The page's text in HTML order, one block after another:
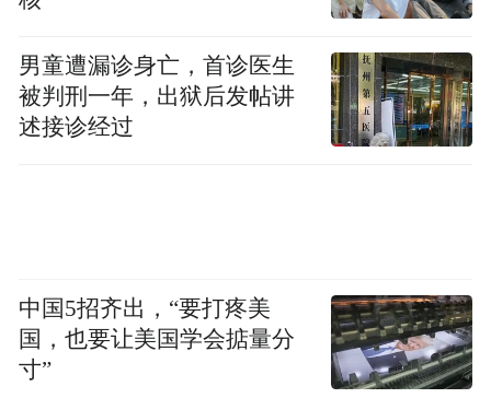
男童遭漏诊身亡，首诊医生
被判刑一年，出狱后发帖讲
述接诊经过
中国5招齐出，“要打疼美
国，也要让美国学会掂量分
寸”